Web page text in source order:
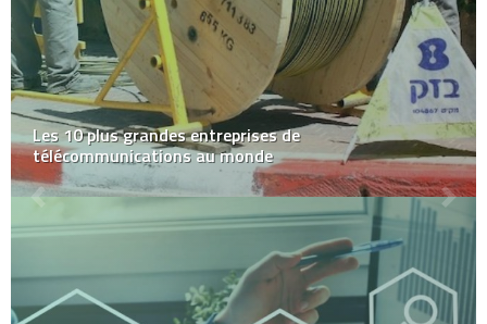
Les 10 plus grandes entreprises de
télécommunications au monde